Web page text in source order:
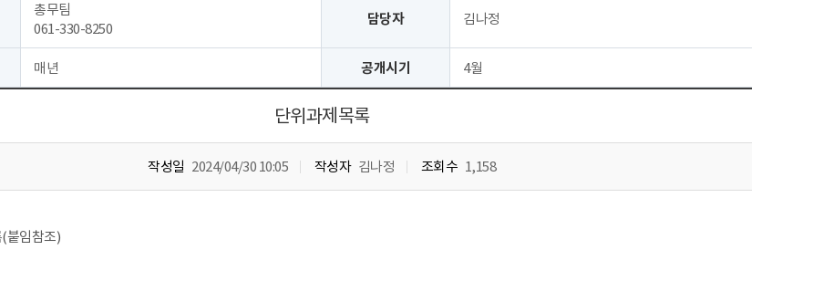
총무팀
061-330-8250
담당자 김나정
매년 공개시기 4월
단위과제목록
작성일 2024/04/30 10:05 작성자 김나정 조회수 1,158
붙임참조)